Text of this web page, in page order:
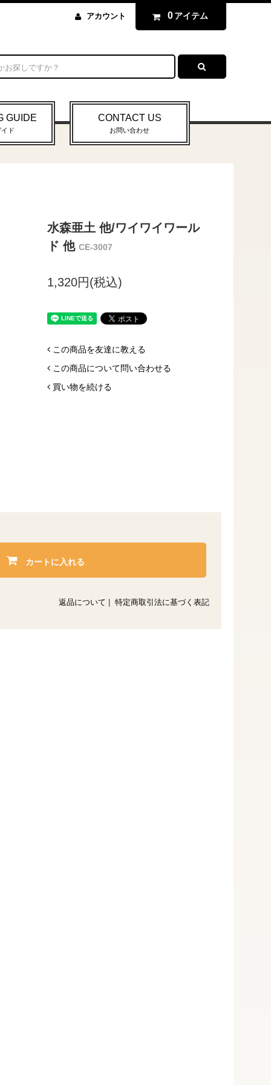
アカウント 0 アイテム
GUIDE
ド
CONTACT US
お問い合わせ
水森亜土 他/ワイワイワール
ド 他 CE-3007
1,320円(税込)
この商品を友達に教える
この商品について問い合わせる
買い物を続ける
カートに入れる
返品について 特定商取引法に基づく表記